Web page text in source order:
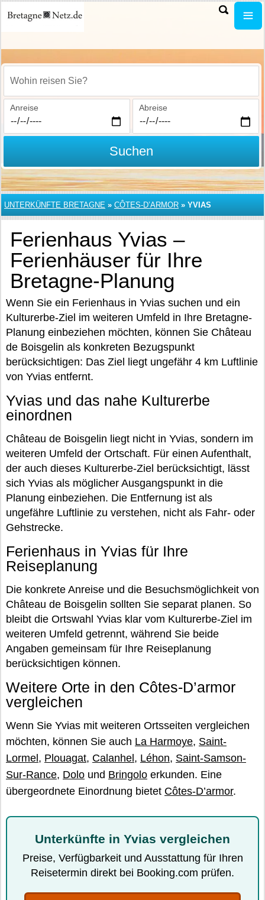
Wohin reisen Sie?
Anreise Abreise
Suchen
UNTERKÜNFTE BRETAGNE » CÔTES-D’ARMOR » YVIAS
Ferienhaus Yvias –
Ferienhäuser für Ihre
Bretagne-Planung
Wenn Sie ein Ferienhaus in Yvias suchen und ein
Kulturerbe-Ziel im weiteren Umfeld in Ihre Bretagne-
Planung einbeziehen möchten, können Sie Château
de Boisgelin als konkreten Bezugspunkt
berücksichtigen: Das Ziel liegt ungefähr 4 km Luftlinie
von Yvias entfernt.
Yvias und das nahe Kulturerbe
einordnen
Château de Boisgelin liegt nicht in Yvias, sondern im
weiteren Umfeld der Ortschaft. Für einen Aufenthalt,
der auch dieses Kulturerbe-Ziel berücksichtigt, lässt
sich Yvias als möglicher Ausgangspunkt in die
Planung einbeziehen. Die Entfernung ist als
ungefähre Luftlinie zu verstehen, nicht als Fahr- oder
Gehstrecke.
Ferienhaus in Yvias für Ihre
Reiseplanung
Die konkrete Anreise und die Besuchsmöglichkeit von
Château de Boisgelin sollten Sie separat planen. So
bleibt die Ortswahl Yvias klar vom Kulturerbe-Ziel im
weiteren Umfeld getrennt, während Sie beide
Angaben gemeinsam für Ihre Reiseplanung
berücksichtigen können.
Weitere Orte in den Côtes-D’armor
vergleichen
Wenn Sie Yvias mit weiteren Ortsseiten vergleichen
möchten, können Sie auch La Harmoye, Saint-
Lormel , Plouagat, Calanhel , Léhon, Saint-Samson-
Sur-Rance, Dolo und Bringolo erkunden. Eine
übergeordnete Einordnung bietet Côtes-D’armor.
Unterkünfte in Yvias vergleichen
Preise, Verfügbarkeit und Ausstattung für Ihren
Reisetermin direkt bei Booking.com prüfen.